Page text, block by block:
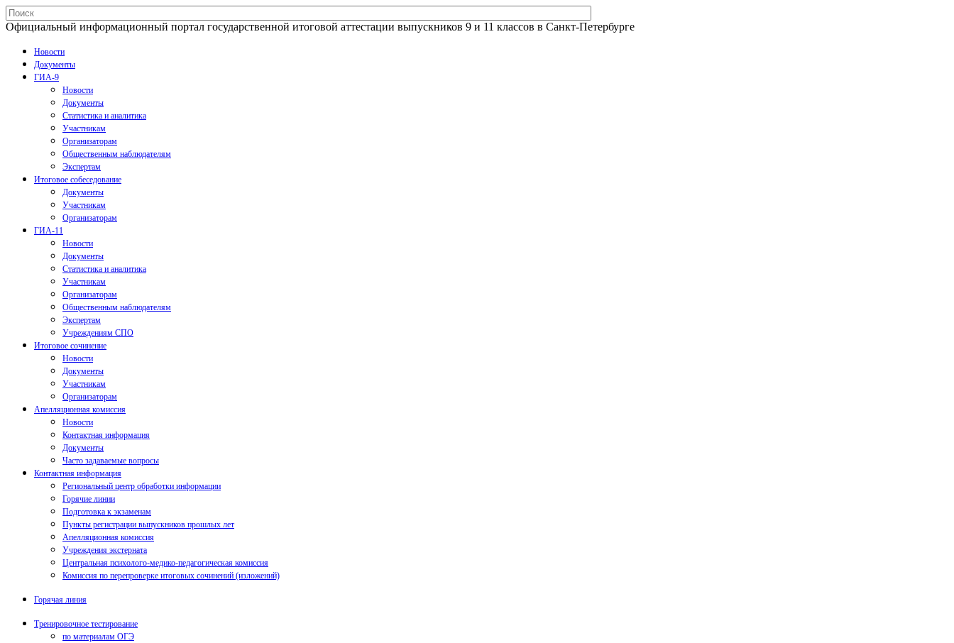
Официальный информационный портал государственной итоговой аттестации выпускников 9 и 11 классов в Санкт-Петербурге
Новости
Документы
ГИА-9
Новости
Документы
Статистика и аналитика
Участникам
Организаторам
Общественным наблюдателям
Экспертам
Итоговое собеседование
Документы
Участникам
Организаторам
ГИА-11
Новости
Документы
Статистика и аналитика
Участникам
Организаторам
Общественным наблюдателям
Экспертам
Учреждениям СПО
Итоговое сочинение
Новости
Документы
Участникам
Организаторам
Апелляционная комиссия
Новости
Контактная информация
Документы
Часто задаваемые вопросы
Контактная информация
Региональный центр обработки информации
Горячие линии
Подготовка к экзаменам
Пункты регистрации выпускников прошлых лет
Апелляционная комиссия
Учреждения экстерната
Центральная психолого-медико-педагогическая комиссия
Комиссия по перепроверке итоговых сочинений (изложений)
Горячая линия
Тренировочное тестирование
по материалам ОГЭ